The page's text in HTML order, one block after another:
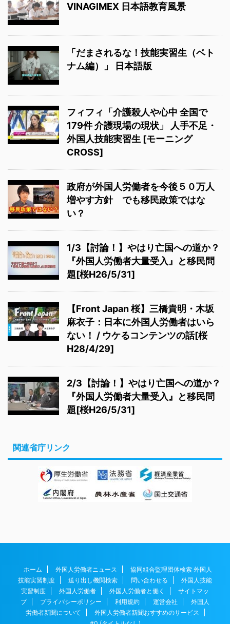
VINAGIMEX 日本語教育風景
「だまされるな！技能実習生（ベト
ナム編）」 日本語版
フィフィ「介護殺人や心中 全国で
179件 介護現場の現状」 人手不足・
外国人技能実習生 [モーニング
CROSS]
政府が外国人労働者を今後５０万人
増やす方針 でも移民政策ではな
い？
1/3【討論！】やはり亡国への道か？
『外国人労働者大量受入』と移民問
題[桜H26/5/31]
【Front Japan 桜】三橋貴明・木坂
麻衣子：日本に外国人労働者はいら
ない！ / ウケるコンテンツの話[桜
H28/4/29]
2/3【討論！】やはり亡国への道か？
『外国人労働者大量受入』と移民問
題[桜H26/5/31]
関連省庁リンク
ホーム 外国人労働者ニュース
協同組合監理団体検索 外国人
技能実習制度
送り出し機関検索 問い合わせる
外国人技能
実習制度
外国人労働者 外国人労働者と働く
サイトマッ
プ
プライバシーポリシー 利用規約 運営会社
外国人
労働者新聞について
外国人労働者新聞おすすめのサービス